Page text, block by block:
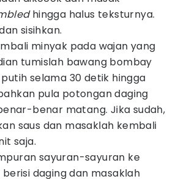
hingga halus teksturnya.
sisihkan.
minyak pada wajan yang
tumislah bawang bombay
selama 30 detik hingga
pula potongan daging
benar matang. Jika sudah,
saus dan masaklah kembali
saja.
sayuran-sayuran ke
daging dan masaklah